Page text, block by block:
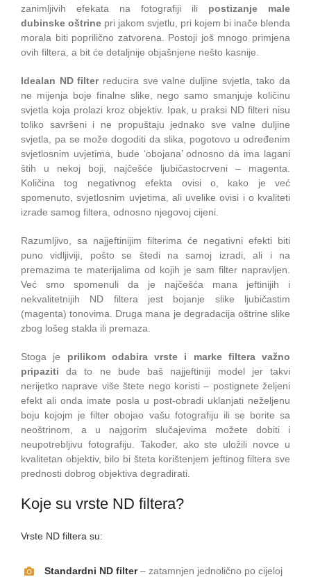
zanimljivih efekata na fotografiji ili postizanje male
dubinske oštrine pri jakom svjetlu, pri kojem bi inače blenda
morala biti poprilično zatvorena. Postoji još mnogo primjena
ovih filtera, a bit će detaljnije objašnjene nešto kasnije.
Idealan ND filterreducira sve valne duljine svjetla, tako da
ne mijenja boje finalne slike, nego samo smanjuje količinu
svjetla koja prolazi kroz objektiv. Ipak, u praksi ND filteri nisu
toliko savršeni i ne propuštaju jednako sve valne duljine
svjetla, pa se može dogoditi da slika, pogotovo u određenim
svjetlosnim uvjetima, bude ‘obojana’ odnosno da ima lagani
štih u nekoj boji, najčešće ljubičastocrveni – magenta.
Količina tog negativnog efekta ovisi o, kako je već
spomenuto, svjetlosnim uvjetima, ali uvelike ovisi i o kvaliteti
izrade samog filtera, odnosno njegovoj cijeni.
Razumljivo, sa najjeftinijim filterima će negativni efekti biti
puno vidljiviji, pošto se štedi na samoj izradi, ali i na
premazima te materijalima od kojih je sam filter napravljen.
Već smo spomenuli da je najčešća mana jeftinijih i
nekvalitetnijih ND filtera jest bojanje slike ljubičastim
(magenta) tonovima. Druga mana je degradacija oštrine slike
zbog lošeg stakla ili premaza.
Stoga je prilikom odabira vrste i marke filtera važno
pripaziti da to ne bude baš najjeftiniji model jer takvi
nerijetko naprave više štete nego koristi – postignete željeni
efekt ali onda imate posla u post-obradi uklanjati neželjenu
boju kojojm je filter obojao vašu fotografiju ili se borite sa
neoštrinom, a u najgorim slučajevima možete dobiti i
neupotrebljivu fotografiju. Također, ako ste uložili novce u
kvalitetan objektiv, bilo bi šteta korištenjem jeftinog filtera sve
prednosti dobrog objektiva degradirati.
Koje su vrste ND filtera?
Vrste ND filtera su:
Standardni ND filter– zatamnjen jednolično po cijeloj